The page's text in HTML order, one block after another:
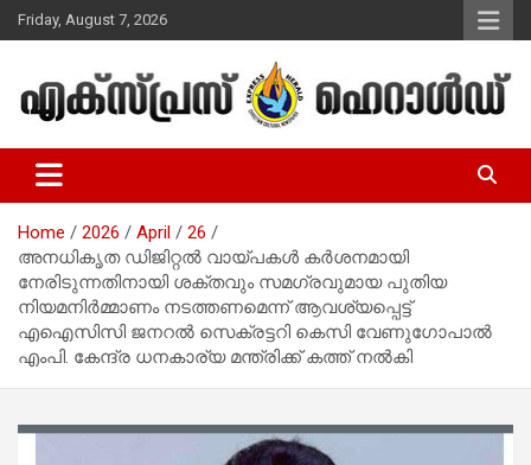
Skip
to
Friday, August 7, 2026
Express Herald – Malayalam
Christian News
Home 2026 April
26
അനധികൃത ഡിജിറ്റൽ വായ്പകൾ കർശനമായി
നേരിടുന്നതിനായി ശക്തവും സമഗ്രവുമായ പുതിയ
നിയമനിർമ്മാണം നടത്തണമെന്ന് ആവശ്യപ്പെട്ട്
എഐസിസി ജനറൽ സെക്രട്ടറി കെസി വേണുഗോപാൽ
എംപി. കേന്ദ്ര ധനകാര്യ മന്ത്രിക്ക് കത്ത് നൽകി